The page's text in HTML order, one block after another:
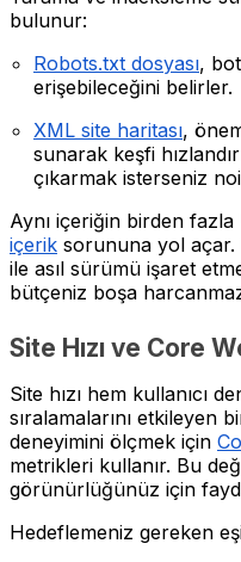
bulunur:
Robots.txt dosyası,
erişebileceğini belirler.
XML site haritası,
sunarak keşfi
çıkarmak isterseniz
Aynı içeriğin birden fazla
içerik sorununa yol açar.
ile asıl sürümü işaret
bütçeniz boşa
Site Hızı ve Core
Site hızı hem kullanıcı
sıralamalarını etkileyen
deneyimini ölçmek için
metrikleri kullanır. Bu
görünürlüğünüz için
Hedeflemeniz gereken